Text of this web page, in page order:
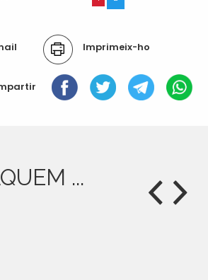
Imprimeix-ho
...